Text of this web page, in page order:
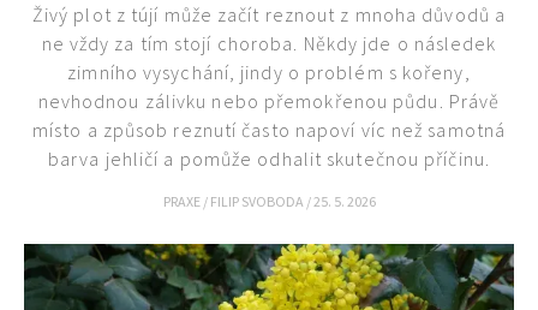
Živý plot z tújí může začít reznout z mnoha důvodů a
ne vždy za tím stojí choroba. Někdy jde o následek
zimního vysychání, jindy o problém s kořeny,
nevhodnou zálivku nebo přemokřenou půdu. Právě
místo a způsob reznutí často napoví víc než samotná
barva jehličí a pomůže odhalit skutečnou příčinu.
PRAXE / FILIP SVOBODA / 25. 5. 2026